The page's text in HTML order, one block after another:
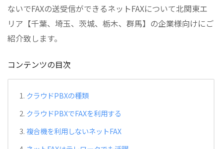
ないでFAXの送受信ができるネットFAXについて北関東エ
リア【千葉、埼玉、茨城、栃木、群馬】の企業様向けにご
紹介致します。
コンテンツの目次
クラウドPBXの種類
クラウドPBXでFAXを利用する
複合機を利用しないネットFAX